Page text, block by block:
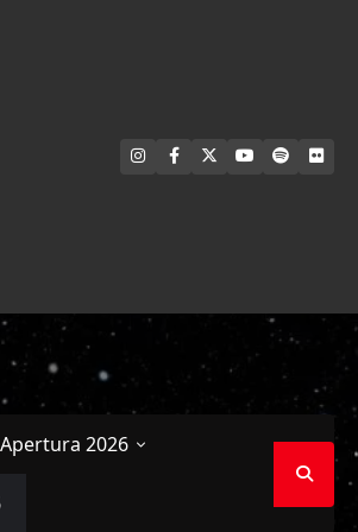
INSTAGRAM
FACEBOOK YOUTUBE
SPOTIFY
2026